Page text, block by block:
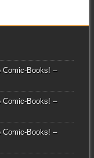
Comic-Books! –
Comic-Books! –
Comic-Books! –